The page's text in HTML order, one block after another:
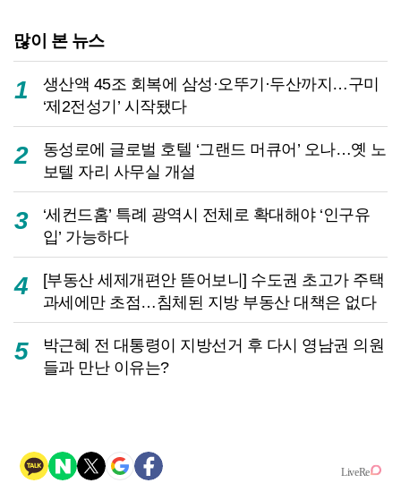
많이 본 뉴스
1
생산액 45조 회복에 삼성·오뚜기·두산까지…구미
‘제2전성기’ 시작됐다
2
동성로에 글로벌 호텔 ‘그랜드 머큐어’ 오나…옛 노
보텔 자리 사무실 개설
3
‘세컨드홈’ 특례 광역시 전체로 확대해야 ‘인구유
입’ 가능하다
4
[부동산 세제개편안 뜯어보니] 수도권 초고가 주택
과세에만 초점…침체된 지방 부동산 대책은 없다
5
박근혜 전 대통령이 지방선거 후 다시 영남권 의원
들과 만난 이유는?